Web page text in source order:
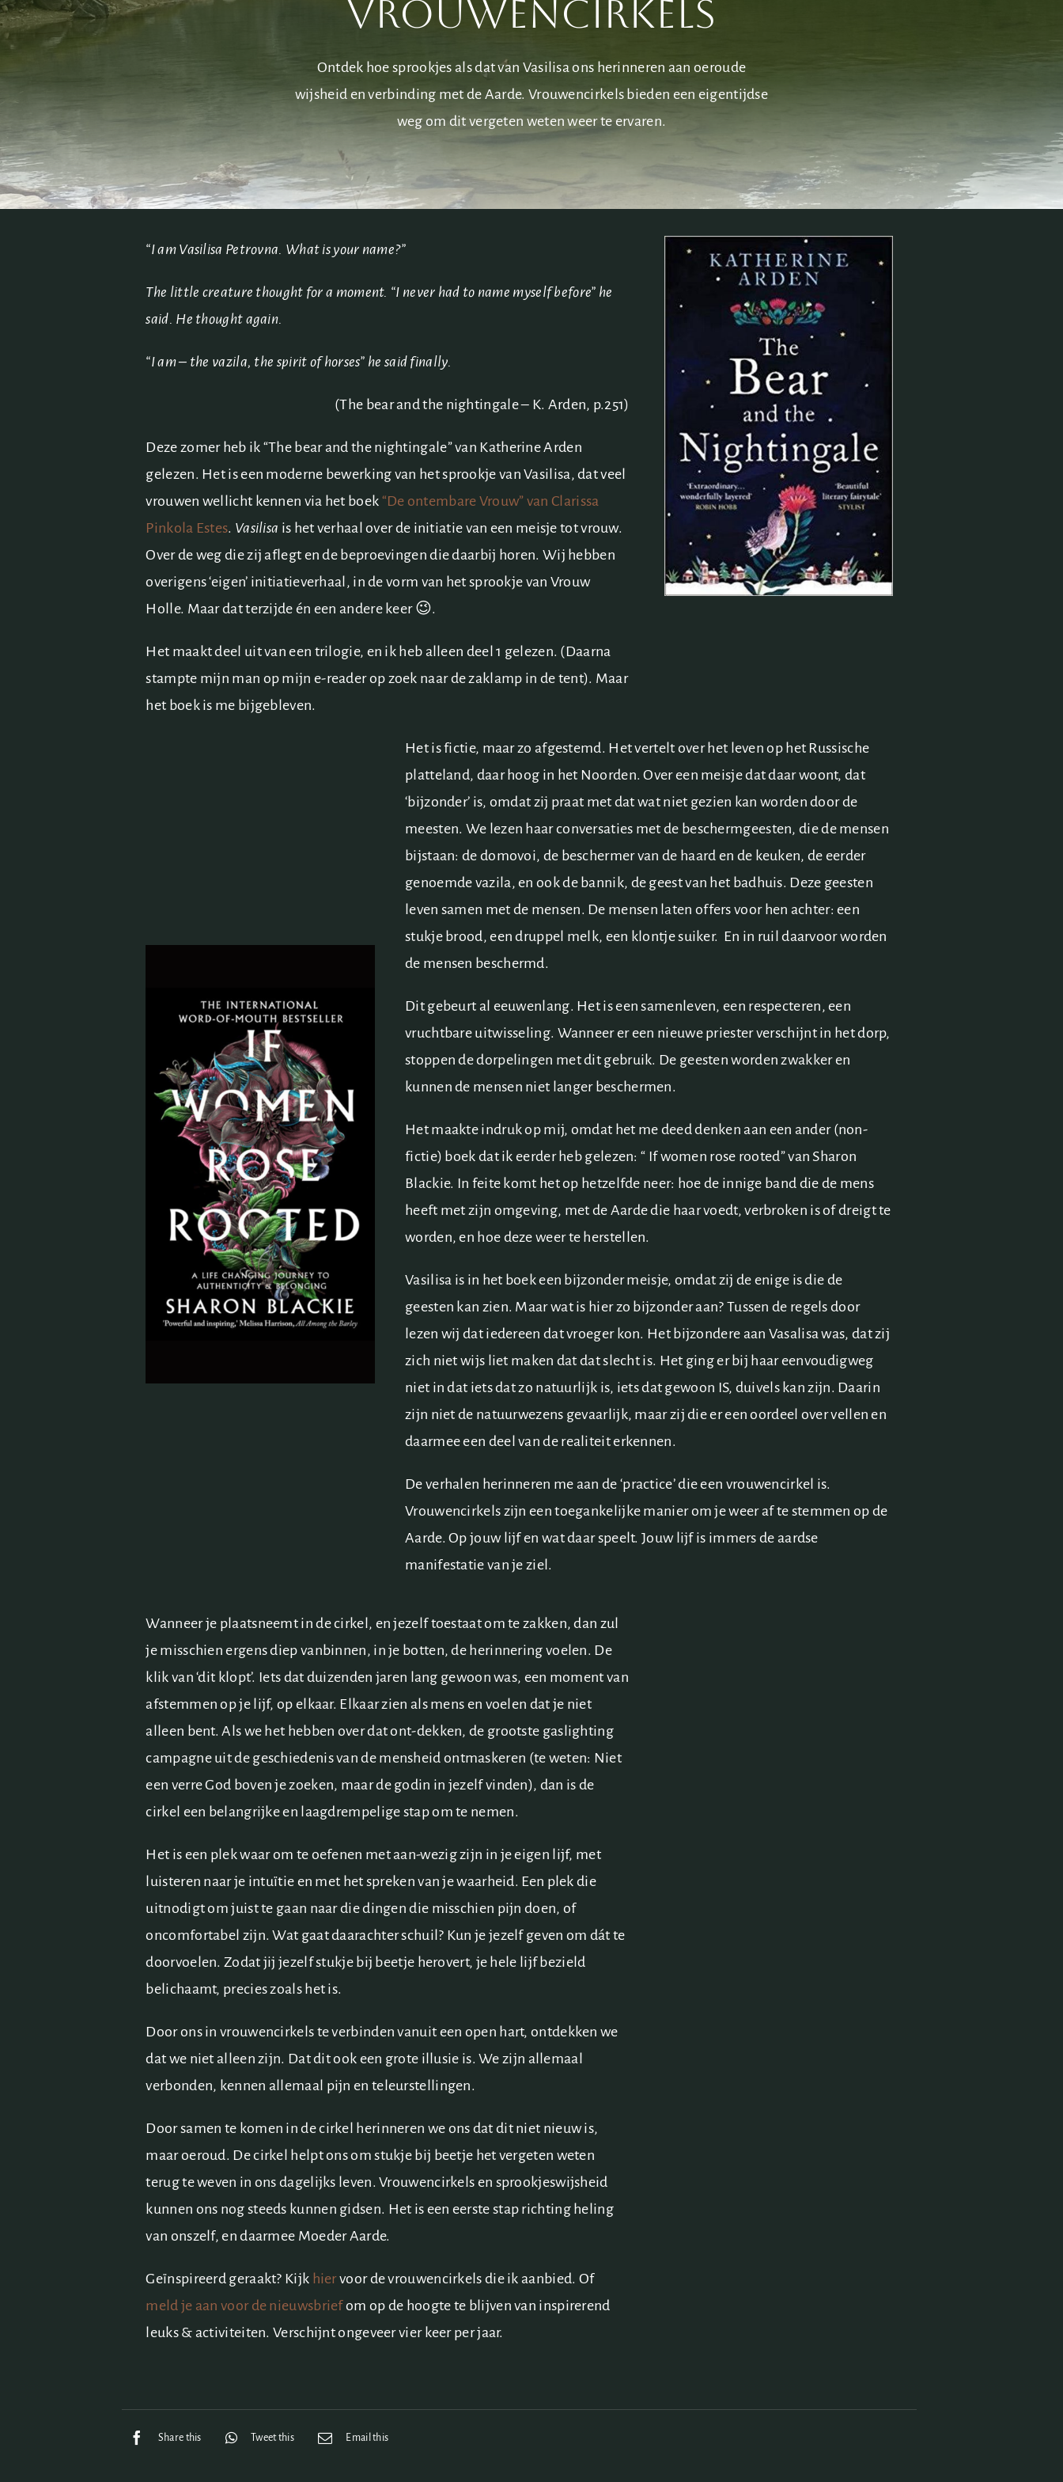
vrouwencirkels
Ontdek hoe sprookjes als dat van Vasilisa ons herinneren aan oeroude
wijsheid en verbinding met de Aarde. Vrouwencirkels bieden een eigentijdse
weg om dit vergeten weten weer te ervaren.
“I am Vasilisa Petrovna. What is your name?”
The little creature thought for a moment. “I never had to name myself before” he
said. He thought again.
“I am – the vazila, the spirit of horses” he said finally.
(The bear and the nightingale – K. Arden, p.251)
Deze zomer heb ik “The bear and the nightingale” van Katherine Arden
gelezen. Het is een moderne bewerking van het sprookje van Vasilisa, dat veel
vrouwen wellicht kennen via het boek “De ontembare Vrouw” van Clarissa
Pinkola Estes. Vasilisa is het verhaal over de initiatie van een meisje tot vrouw.
Over de weg die zij aflegt en de beproevingen die daarbij horen. Wij hebben
overigens ‘eigen’ initiatieverhaal, in de vorm van het sprookje van Vrouw
Holle. Maar dat terzijde én een andere keer 😉.
Het maakt deel uit van een trilogie, en ik heb alleen deel 1 gelezen. (Daarna
stampte mijn man op mijn e-reader op zoek naar de zaklamp in de tent). Maar
het boek is me bijgebleven.
Het is fictie, maar zo afgestemd. Het vertelt over het leven op het Russische
platteland, daar hoog in het Noorden. Over een meisje dat daar woont, dat
‘bijzonder’ is, omdat zij praat met dat wat niet gezien kan worden door de
meesten. We lezen haar conversaties met de beschermgeesten, die de mensen
bijstaan: de domovoi, de beschermer van de haard en de keuken, de eerder
genoemde vazila, en ook de bannik, de geest van het badhuis. Deze geesten
leven samen met de mensen. De mensen laten offers voor hen achter: een
stukje brood, een druppel melk, een klontje suiker. En in ruil daarvoor worden
de mensen beschermd.
Dit gebeurt al eeuwenlang. Het is een samenleven, een respecteren, een
vruchtbare uitwisseling. Wanneer er een nieuwe priester verschijnt in het dorp,
stoppen de dorpelingen met dit gebruik. De geesten worden zwakker en
kunnen de mensen niet langer beschermen.
Het maakte indruk op mij, omdat het me deed denken aan een ander (non-
fictie) boek dat ik eerder heb gelezen: “ If women rose rooted” van Sharon
Blackie. In feite komt het op hetzelfde neer: hoe de innige band die de mens
heeft met zijn omgeving, met de Aarde die haar voedt, verbroken is of dreigt te
worden, en hoe deze weer te herstellen.
Vasilisa is in het boek een bijzonder meisje, omdat zij de enige is die de
geesten kan zien. Maar wat is hier zo bijzonder aan? Tussen de regels door
lezen wij dat iedereen dat vroeger kon. Het bijzondere aan Vasalisa was, dat zij
zich niet wijs liet maken dat dat slecht is. Het ging er bij haar eenvoudigweg
niet in dat iets dat zo natuurlijk is, iets dat gewoon IS, duivels kan zijn. Daarin
zijn niet de natuurwezens gevaarlijk, maar zij die er een oordeel over vellen en
daarmee een deel van de realiteit erkennen.
De verhalen herinneren me aan de ‘practice’ die een vrouwencirkel is.
Vrouwencirkels zijn een toegankelijke manier om je weer af te stemmen op de
Aarde. Op jouw lijf en wat daar speelt. Jouw lijf is immers de aardse
manifestatie van je ziel.
Wanneer je plaatsneemt in de cirkel, en jezelf toestaat om te zakken, dan zul
je misschien ergens diep vanbinnen, in je botten, de herinnering voelen. De
klik van ‘dit klopt’. Iets dat duizenden jaren lang gewoon was, een moment van
afstemmen op je lijf, op elkaar. Elkaar zien als mens en voelen dat je niet
alleen bent. Als we het hebben over dat ont-dekken, de grootste gaslighting
campagne uit de geschiedenis van de mensheid ontmaskeren (te weten: Niet
een verre God boven je zoeken, maar de godin in jezelf vinden), dan is de
cirkel een belangrijke en laagdrempelige stap om te nemen.
Het is een plek waar om te oefenen met aan-wezig zijn in je eigen lijf, met
luisteren naar je intuïtie en met het spreken van je waarheid. Een plek die
uitnodigt om juist te gaan naar die dingen die misschien pijn doen, of
oncomfortabel zijn. Wat gaat daarachter schuil? Kun je jezelf geven om dát te
doorvoelen. Zodat jij jezelf stukje bij beetje herovert, je hele lijf bezield
belichaamt, precies zoals het is.
Door ons in vrouwencirkels te verbinden vanuit een open hart, ontdekken we
dat we niet alleen zijn. Dat dit ook een grote illusie is. We zijn allemaal
verbonden, kennen allemaal pijn en teleurstellingen.
Door samen te komen in de cirkel herinneren we ons dat dit niet nieuw is,
maar oeroud. De cirkel helpt ons om stukje bij beetje het vergeten weten
terug te weven in ons dagelijks leven. Vrouwencirkels en sprookjeswijsheid
kunnen ons nog steeds kunnen gidsen. Het is een eerste stap richting heling
van onszelf, en daarmee Moeder Aarde.
Geïnspireerd geraakt? Kijk hiervoor de vrouwencirkels die ik aanbied. Of
meld je aan voor de nieuwsbriefom op de hoogte te blijven van inspirerend
leuks & activiteiten. Verschijnt ongeveer vier keer per jaar.
Share this Tweet this Email this